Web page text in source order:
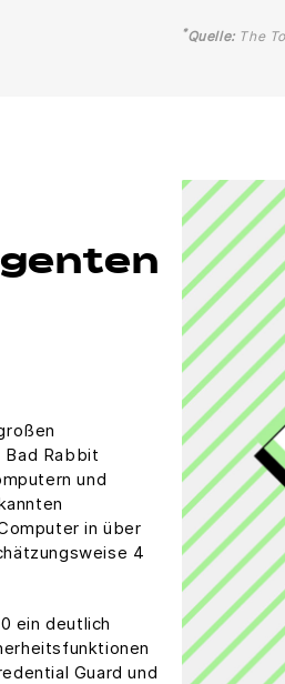
*Quelle:The
Bad Rabbit
und
in über
4
ein deutlich
Guard und